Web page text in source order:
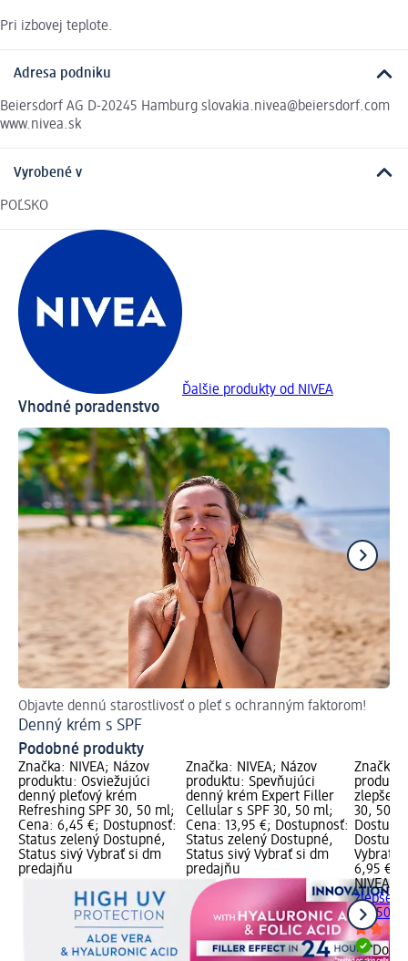
Pri izbovej teplote.
Adresa podniku
Beiersdorf AG D-20245 Hamburg slovakia.nivea@beiersdorf.com
www.nivea.sk
Vyrobené v
POĽSKO
Ďalšie produkty od NIVEA
Vhodné poradenstvo
Objavte dennú starostlivosť o pleť s ochranným faktorom!
Denný krém s SPF
Podobné produkty
Značka: NIVEA; Názov
produktu: Osviežujúci
denný pleťový krém
Refreshing SPF 30, 50 ml;
Cena: 6,45 €; Dostupnosť:
Status zelený Dostupné,
Status sivý Vybrať si dm
predajňu
Značka: NIVEA; Názov
produktu: Spevňujúci
denný krém Expert Filler
Cellular s SPF 30, 50 ml;
Cena: 13,95 €; Dostupnosť:
Status zelený Dostupné,
Status sivý Vybrať si dm
predajňu
Značka:
30, 50
Vybrať
6,95 €
NIVEA
30, 50